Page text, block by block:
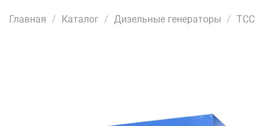
Главная Каталог Дизельные генераторы ТСС